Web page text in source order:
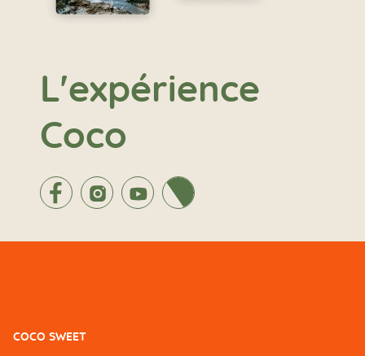
L'expérience
Coco
FacebookInstagramYoutubeTwitter
COCO SWEET